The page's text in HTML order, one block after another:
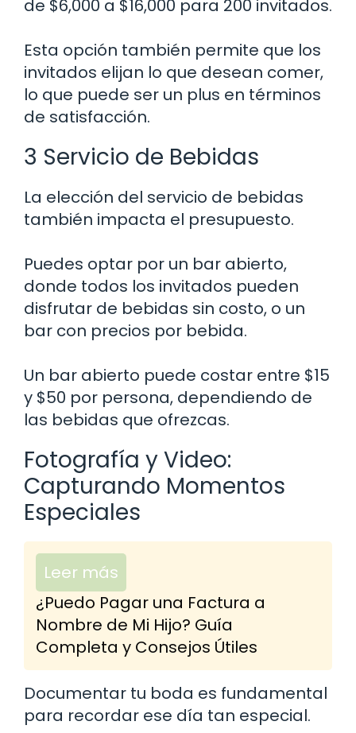
de $6,000 a $16,000 para 200 invitados.
Esta opción también permite que los
invitados elijan lo que desean comer,
lo que puede ser un plus en términos
de satisfacción.
3 Servicio de Bebidas
La elección del servicio de bebidas
también impacta el presupuesto.
Puedes optar por un bar abierto,
donde todos los invitados pueden
disfrutar de bebidas sin costo, o un
bar con precios por bebida.
Un bar abierto puede costar entre $15
y $50 por persona, dependiendo de
las bebidas que ofrezcas.
Fotografía y Video:
Capturando Momentos
Especiales
Leer más
¿Puedo Pagar una Factura a
Nombre de Mi Hijo? Guía
Completa y Consejos Útiles
Documentar tu boda es fundamental
para recordar ese día tan especial.